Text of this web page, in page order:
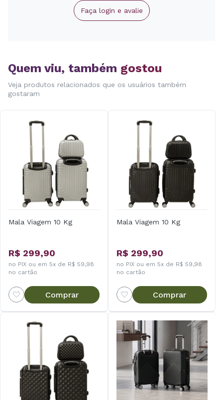
Faça login e avalie
Quem viu, também gostou
Veja produtos relacionados que os usuários também
gostaram
Mala Viagem 10 Kg
R$ 299,90
no PIX ou em 5x de R$ 59,98
no cartão
Comprar
Mala Viagem 10 Kg
R$ 299,90
no PIX ou em 5x de R$ 59,98
no cartão
Comprar